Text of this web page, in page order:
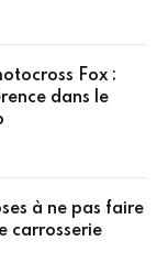
Fox :
dans le
à ne pas faire
carrosserie